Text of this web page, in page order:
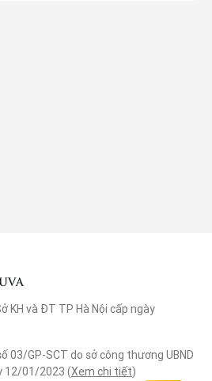
KH và ĐT TP Hà Nội cấp ngày
03/GP-SCT do sở công thương UBND
12/01/2023 (Xem chi tiết)